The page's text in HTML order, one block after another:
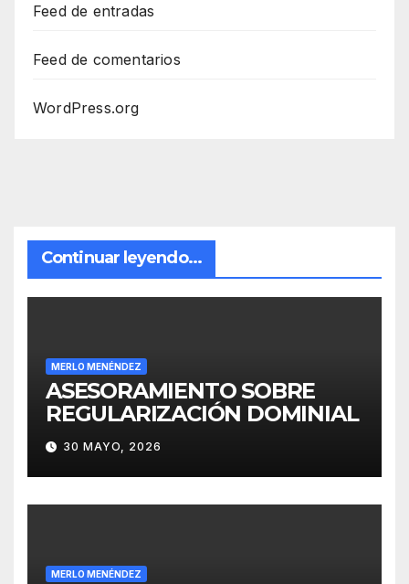
Feed de entradas
Feed de comentarios
WordPress.org
Continuar leyendo...
MERLO MENÉNDEZ
ASESORAMIENTO SOBRE
REGULARIZACIÓN DOMINIAL
30 MAYO, 2026
MERLO MENÉNDEZ